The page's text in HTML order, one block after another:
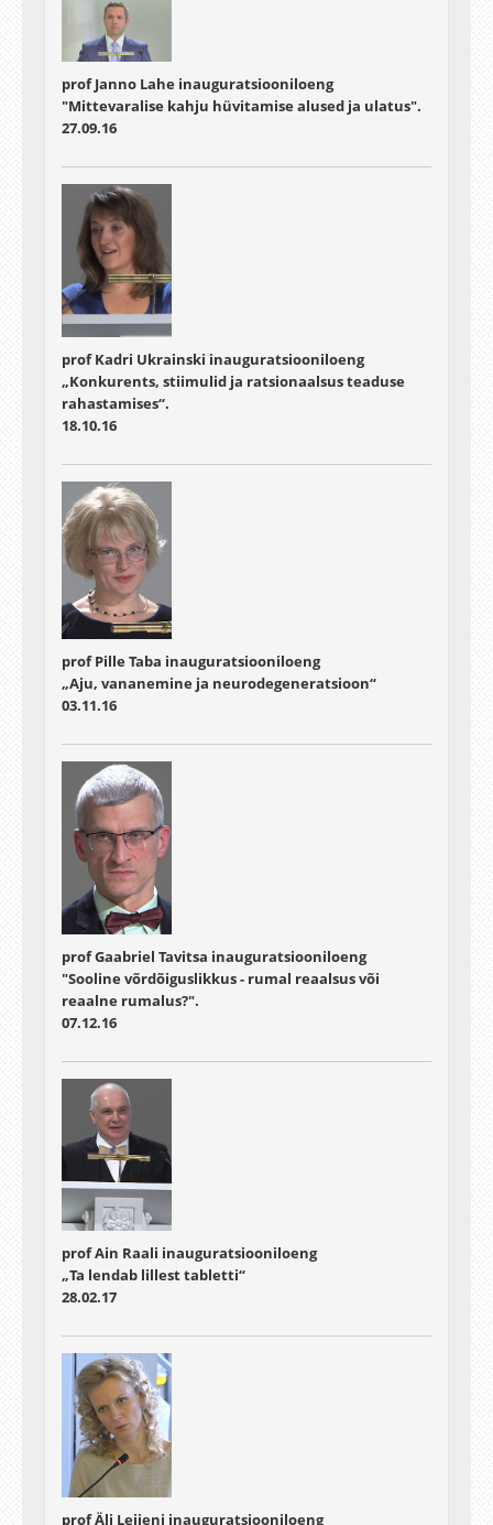
prof Janno Lahe inauguratsiooniloeng
"Mittevaralise kahju hüvitamise alused ja ulatus".
27.09.16
prof Kadri Ukrainski inauguratsiooniloeng
„Konkurents, stiimulid ja ratsionaalsus teaduse
rahastamises“.
18.10.16
prof Pille Taba inauguratsiooniloeng
„Aju, vananemine ja neurodegeneratsioon“
03.11.16
prof Gaabriel Tavitsa inauguratsiooniloeng
"Sooline võrdõiguslikkus - rumal reaalsus või
reaalne rumalus?".
07.12.16
prof Ain Raali inauguratsiooniloeng
„Ta lendab lillest tabletti“
28.02.17
prof Äli Leijeni inauguratsiooniloeng